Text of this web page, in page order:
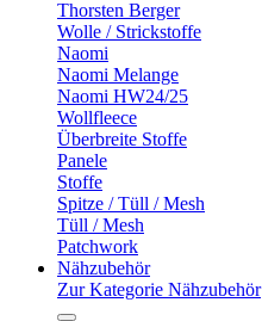
Thorsten Berger
Wolle / Strickstoffe
Naomi
Naomi Melange
Naomi HW24/25
Wollfleece
Überbreite Stoffe
Panele
Stoffe
Spitze / Tüll / Mesh
Tüll / Mesh
Patchwork
Nähzubehör
Zur Kategorie Nähzubehör